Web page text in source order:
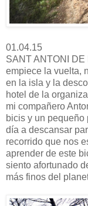
01.04.15
SANT ANTONI DE
empiece la vuelta,
en la isla y la
hotel de la
mi compañero
bicis y un pequeño
día a descansar
recorrido que nos
aprender de este
siento afortunado
más finos del